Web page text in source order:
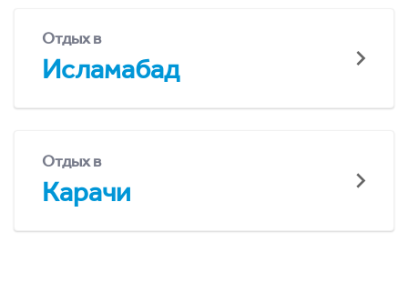
Отдых в
Исламабад
Отдых в
Карачи